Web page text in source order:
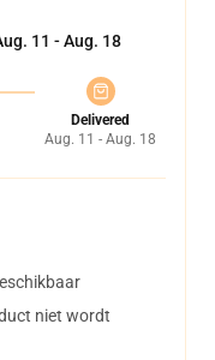
11 - Aug. 18
Delivered
Aug. 11 - Aug. 18
niet wordt